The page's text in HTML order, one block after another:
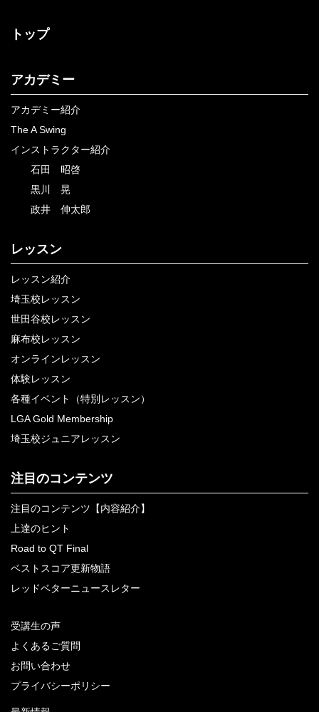
トップ
アカデミー
アカデミー紹介
The A Swing
インストラクター紹介
石田 昭啓
黒川 晃
政井 伸太郎
レッスン
レッスン紹介
埼玉校レッスン
世田谷校レッスン
麻布校レッスン
オンラインレッスン
体験レッスン
各種イベント（特別レッスン）
LGA Gold Membership
埼玉校ジュニアレッスン
注目のコンテンツ
注目のコンテンツ【内容紹介】
上達のヒント
Road to QT Final
ベストスコア更新物語
レッドベターニュースレター
受講生の声
よくあるご質問
お問い合わせ
プライバシーポリシー